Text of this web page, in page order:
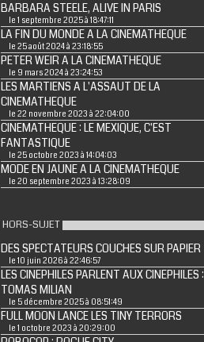
BARBARA STEELE, ALIVE IN PARIS
le 1 septembre 2025 à 18:47:11
LA FIN DU MONDE A LA CINEMATHEQUE
le 25 août 2024 à 23:18:55
PETER WEIR A LA CINEMATHEQUE
le 9 mars 2024 à 23:24:53
LES MARTIENS A L'ASSAUT DE LA
CINEMATHEQUE
le 22 novembre 2023 à 22:04:00
CINEMATHEQUE : LE MEXIQUE, C'EST
FANTASTIQUE
le 25 octobre 2023 à 14:04:03
MODE EN JAUNE A LA CINEMATHEQUE
le 20 septembre 2023 à 13:28:09
HORS-SUJET
DES SPECTATEURS COUCHES SUR PAPIER
le 10 juin 2026 à 22:46:57
LES CINEPHILES PARLENT AUX CINEPHILES :
TOMAS MILIAN
le 5 décembre 2025 à 08:51:49
FULL MOON LANCE LES TINY TERRORS
le 1 octobre 2023 à 20:29:00